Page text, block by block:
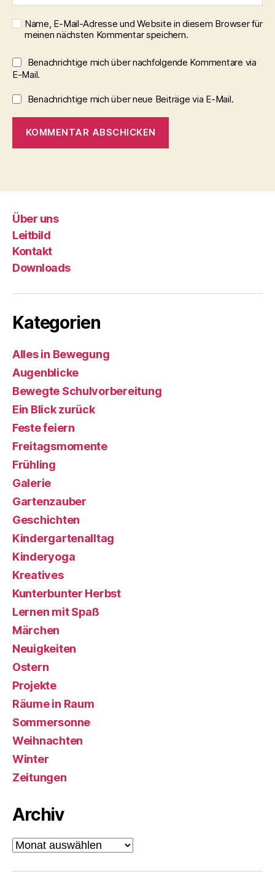
Name, E-Mail-Adresse und Website in diesem Browser für
meinen nächsten Kommentar speichern.
Benachrichtige mich über nachfolgende Kommentare via
E-Mail.
Benachrichtige mich über neue Beiträge via E-Mail.
Über uns
Leitbild
Kontakt
Downloads
Kategorien
Alles in Bewegung
Augenblicke
Bewegte Schulvorbereitung
Ein Blick zurück
Feste feiern
Freitagsmomente
Frühling
Galerie
Gartenzauber
Geschichten
Kindergartenalltag
Kinderyoga
Kreatives
Kunterbunter Herbst
Lernen mit Spaß
Märchen
Neuigkeiten
Ostern
Projekte
Räume in Raum
Sommersonne
Weihnachten
Winter
Zeitungen
Archiv
Archiv